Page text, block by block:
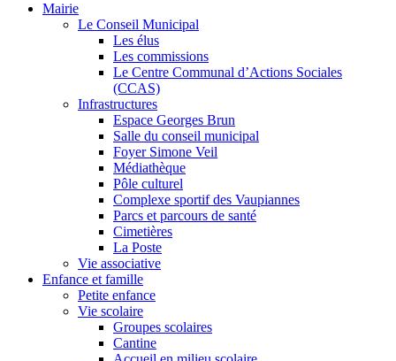
Mairie
Le Conseil Municipal
Les élus
Les commissions
Le Centre Communal d’Actions Sociales
(CCAS)
Infrastructures
Espace Georges Brun
Salle du conseil municipal
Foyer Simone Veil
Médiathèque
Pôle culturel
Complexe sportif des Vaupiannes
Parcs et parcours de santé
Cimetières
La Poste
Vie associative
Enfance et famille
Petite enfance
Vie scolaire
Groupes scolaires
Cantine